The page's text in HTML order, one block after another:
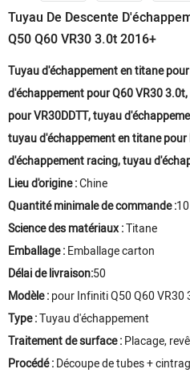
Tuyau De Descente
Q50 Q60 VR30 3.0t 2016+
Tuyau d'échappement en titane
d'échappement pour Q60 VR30
pour VR30DDTT, tuyau
tuyau d'échappement en titane
d'échappement racing, tuyau
Lieu d'origine :Chine
Quantité minimale de commande :10
Science des matériaux :Titane
Emballage :Emballage carton
Délai de livraison:50
Modèle :pour Infiniti Q50 Q60 VR30
Type :Tuyau d'échappement
Traitement de surface :Placage,
Procédé :Découpe de tubes +